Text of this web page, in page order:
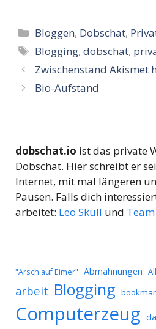
Kategorien
Bloggen, Dobschat,
Schlagwörter
Blogging,dobschat,
Zwischenstand Akismet
Bio-Aufstand
dobschat.io ist das private
Dobschat. Hier schreibt er
Internet, mit mal längeren
Pausen. Falls dich
arbeitet: Leo Skull und
"Arsch auf Eimer" Abmahnungen
arbeit Blogging
Computerzeug